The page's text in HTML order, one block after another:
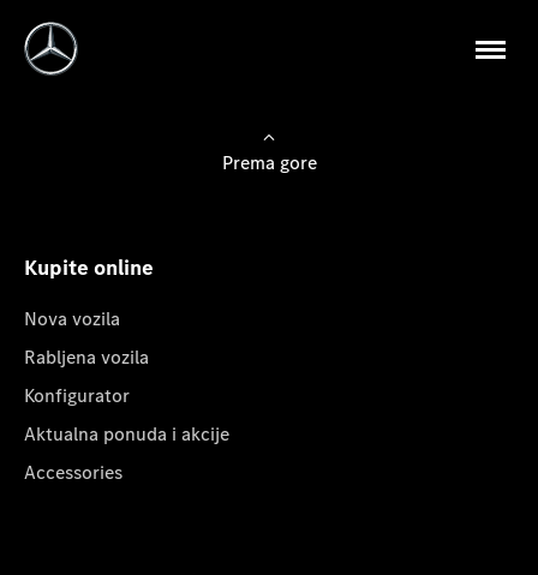
Prema gore
Kupite online
Nova vozila
Rabljena vozila
Konfigurator
Aktualna ponuda i akcije
Accessories